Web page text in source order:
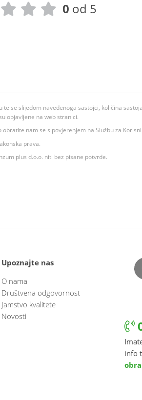
0 od 5
se slijedom navedenoga sastojci, količina
objavljene na web stranici.
nam se s povjerenjem na Službu za
prava.
plus d.o.o. niti bez pisane potvrde.
Upoznajte nas
O nama
Društvena odgovornost
Jamstvo kvalitete
Novosti
info